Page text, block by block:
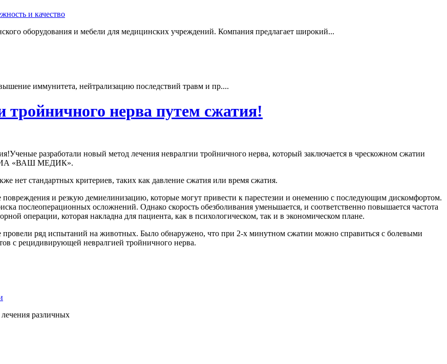
оборудования и мебели для медицинских учреждений. Компания предлагает широкий...
иммунитета, нейтрализацию последствий травм и пр....
нерва путем сжатия!
Ученые разработали новый метод лечения невралгии тройничного нерва, который заключается в чрескожном сжатии
РИА «ВАШ МЕДИК».
нет стандартных критериев, таких как давление сжатия или время сжатия.
и резкую демиелинизацию, которые могут привести к парестезии и онемению с последующим дискомфортом.
послеоперационных осложнений. Однако скорость обезболивания уменьшается, и соответственно повышается частота
операции, которая накладна для пациента, как в психологическом, так и в экономическом плане.
провели ряд испытаний на животных. Было обнаружено, что при 2-х минутном сжатии можно справиться с болевыми
с рецидивирующей невралгией тройничного нерва.
различных